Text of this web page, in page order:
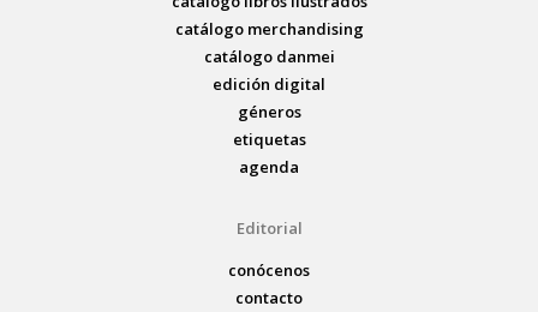
catálogo merchandising
catálogo danmei
edición digital
géneros
etiquetas
agenda
Editorial
conócenos
contacto